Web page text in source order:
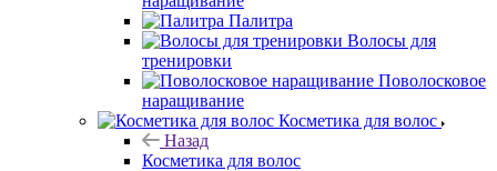
Палитра
Волосы для
тренировки
Поволосковое
наращивание
Косметика для волос
Назад
Косметика для волос